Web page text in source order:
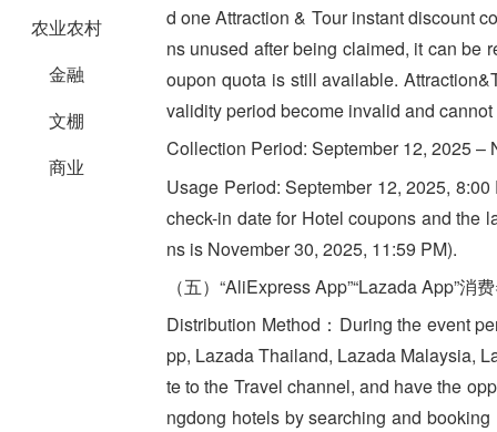
农业农村
金融
文棚
商业
d one Attraction & Tour instant discount
ns unused after being claimed, it can be
oupon quota is still available.
validity period become invalid and
Collection Period: September 12, 2025 –
Usage Period: September 12, 2025,
check-in date for Hotel coupons and the
ns is November 30, 2025, 11:59 PM).
（五）“AliExpress App”“Lazada App”消
Distribution Method： During the event
pp, Lazada Thailand, Lazada Malaysia,
te to the Travel channel, and have the
ngdong hotels by searching and